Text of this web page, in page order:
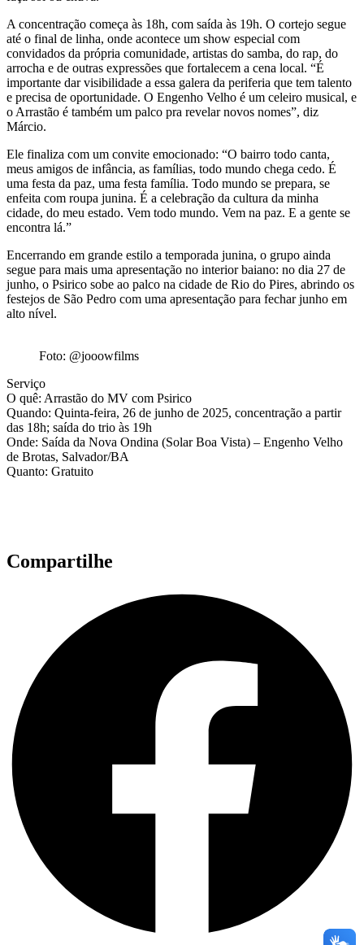
A concentração começa às 18h, com saída às 19h. O cortejo segue
até o final de linha, onde acontece um show especial com
convidados da própria comunidade, artistas do samba, do rap, do
arrocha e de outras expressões que fortalecem a cena local. “É
importante dar visibilidade a essa galera da periferia que tem talento
e precisa de oportunidade. O Engenho Velho é um celeiro musical, e
o Arrastão é também um palco pra revelar novos nomes”, diz
Márcio.
Ele finaliza com um convite emocionado: “O bairro todo canta,
meus amigos de infância, as famílias, todo mundo chega cedo. É
uma festa da paz, uma festa família. Todo mundo se prepara, se
enfeita com roupa junina. É a celebração da cultura da minha
cidade, do meu estado. Vem todo mundo. Vem na paz. E a gente se
encontra lá.”
Encerrando em grande estilo a temporada junina, o grupo ainda
segue para mais uma apresentação no interior baiano: no dia 27 de
junho, o Psirico sobe ao palco na cidade de Rio do Pires, abrindo os
festejos de São Pedro com uma apresentação para fechar junho em
alto nível.
Foto: @jooowfilms
Serviço
O quê: Arrastão do MV com Psirico
Quando: Quinta-feira, 26 de junho de 2025, concentração a partir
das 18h; saída do trio às 19h
Onde: Saída da Nova Ondina (Solar Boa Vista) – Engenho Velho
de Brotas, Salvador/BA
Quanto: Gratuito
Compartilhe